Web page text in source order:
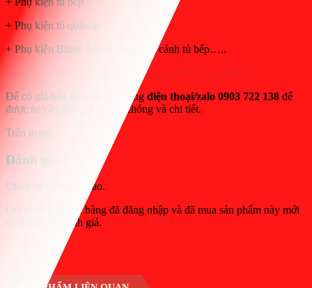
+ Phụ kiện tủ quần áo
+ Phụ kiện Blum: bản lề, tay nâng cánh tủ bếp…..
Xem thêm phụ kiện
Ray Bi Không Giảm Chấn Hafele
Để có giá bán tốt nhất, vui lòng điện thoại/zalo 0903 722 138 để
được tư vấn báo giá nhanh chóng và chi tiết.
Trân trọng.
Đánh giá
Chưa có đánh giá nào.
Chỉ những khách hàng đã đăng nhập và đã mua sản phẩm này mới
có thể để lại đánh giá.